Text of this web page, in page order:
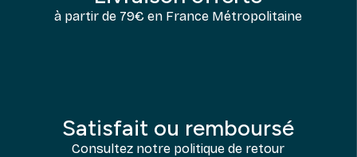
à partir de 79€ en France Métropolitaine
Satisfait ou remboursé
Consultez notre politique de retour